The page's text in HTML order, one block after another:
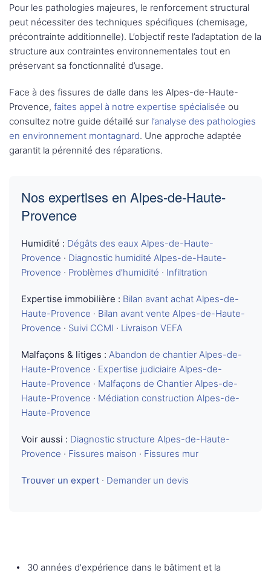
Pour les pathologies majeures, le renforcement structural
peut nécessiter des techniques spécifiques (chemisage,
précontrainte additionnelle). L’objectif reste l’adaptation de la
structure aux contraintes environnementales tout en
préservant sa fonctionnalité d’usage.
Face à des fissures de dalle dans les Alpes-de-Haute-
Provence, faites appel à notre expertise spécialisée ou
consultez notre guide détaillé sur l’analyse des pathologies
en environnement montagnard. Une approche adaptée
garantit la pérennité des réparations.
Nos expertises en Alpes-de-Haute-
Provence
Humidité : Dégâts des eaux Alpes-de-Haute-
Provence · Diagnostic humidité Alpes-de-Haute-
Provence · Problèmes d’humidité · Infiltration
Expertise immobilière : Bilan avant achat Alpes-de-
Haute-Provence · Bilan avant vente Alpes-de-Haute-
Provence · Suivi CCMI · Livraison VEFA
Malfaçons & litiges : Abandon de chantier Alpes-de-
Haute-Provence · Expertise judiciaire Alpes-de-
Haute-Provence · Malfaçons de Chantier Alpes-de-
Haute-Provence · Médiation construction Alpes-de-
Haute-Provence
Voir aussi : Diagnostic structure Alpes-de-Haute-
Provence · Fissures maison · Fissures mur
Trouver un expert · Demander un devis
30 années d'expérience dans le bâtiment et la